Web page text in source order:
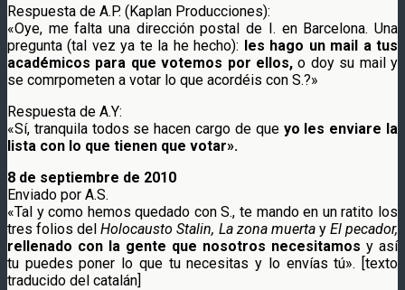
Respuesta de A.P. (Kaplan Producciones):
«Oye, me falta una dirección postal de I. en Barcelona. Una
pregunta (tal vez ya te la he hecho): les hago un mail a tus
académicos para que votemos por ellos, o doy su mail y
se comrpometen a votar lo que acordéis con S.?»
Respuesta de A.Y:
«Sí, tranquila todos se hacen cargo de que yo les enviare la
lista con lo que tienen que votar».
8 de septiembre de 2010
Enviado por A.S.
«Tal y como hemos quedado con S., te mando en un ratito los
tres folios del Holocausto Stalin, La zona muertayEl pecador,
rellenado con la gente que nosotros necesitamos y así
tu puedes poner lo que tu necesitas y lo envías tú». [texto
traducido del catalán]